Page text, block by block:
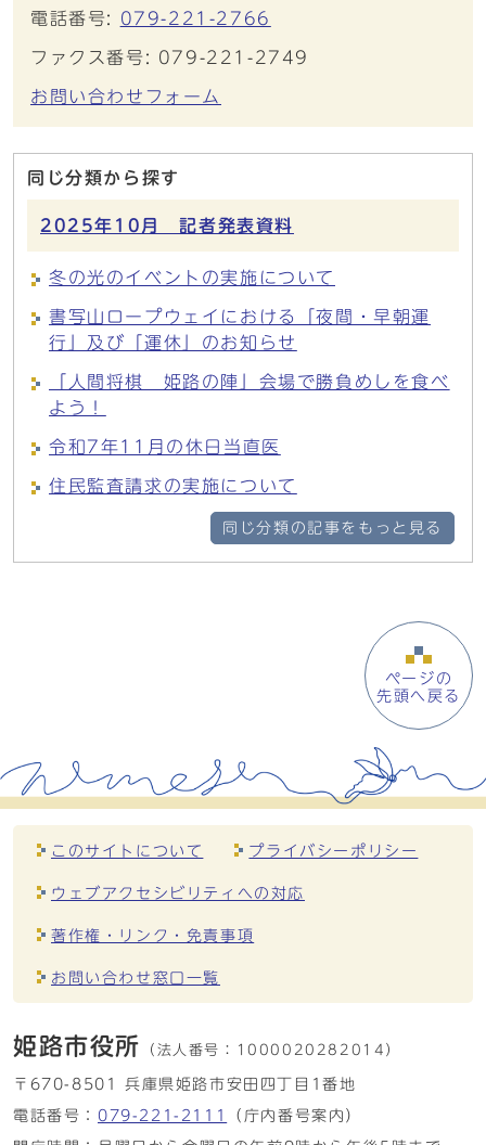
電話番号: 079-221-2766
ファクス番号: 079-221-2749
お問い合わせフォーム
同じ分類から探す
2025年10月 記者発表資料
冬の光のイベントの実施について
書写山ロープウェイにおける「夜間・早朝運
行」及び「運休」のお知らせ
「人間将棋 姫路の陣」会場で勝負めしを食べ
よう！
令和7年11月の休日当直医
住民監査請求の実施について
同じ分類の記事をもっと見る
ページの
先頭へ戻る
このサイトについて プライバシーポリシー
ウェブアクセシビリティへの対応
著作権・リンク・免責事項
お問い合わせ窓口一覧
姫路市役所 （法人番号： 1000020282014）
〒670-8501 兵庫県姫路市安田四丁目1番地
電話番号： 079-221-2111
（庁内番号案内）